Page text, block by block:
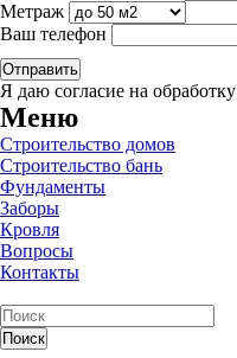
Метраж
Ваш телефон
Я даю согласие на обработку
Меню
Строительство домов
Строительство бань
Фундаменты
Заборы
Кровля
Вопросы
Контакты